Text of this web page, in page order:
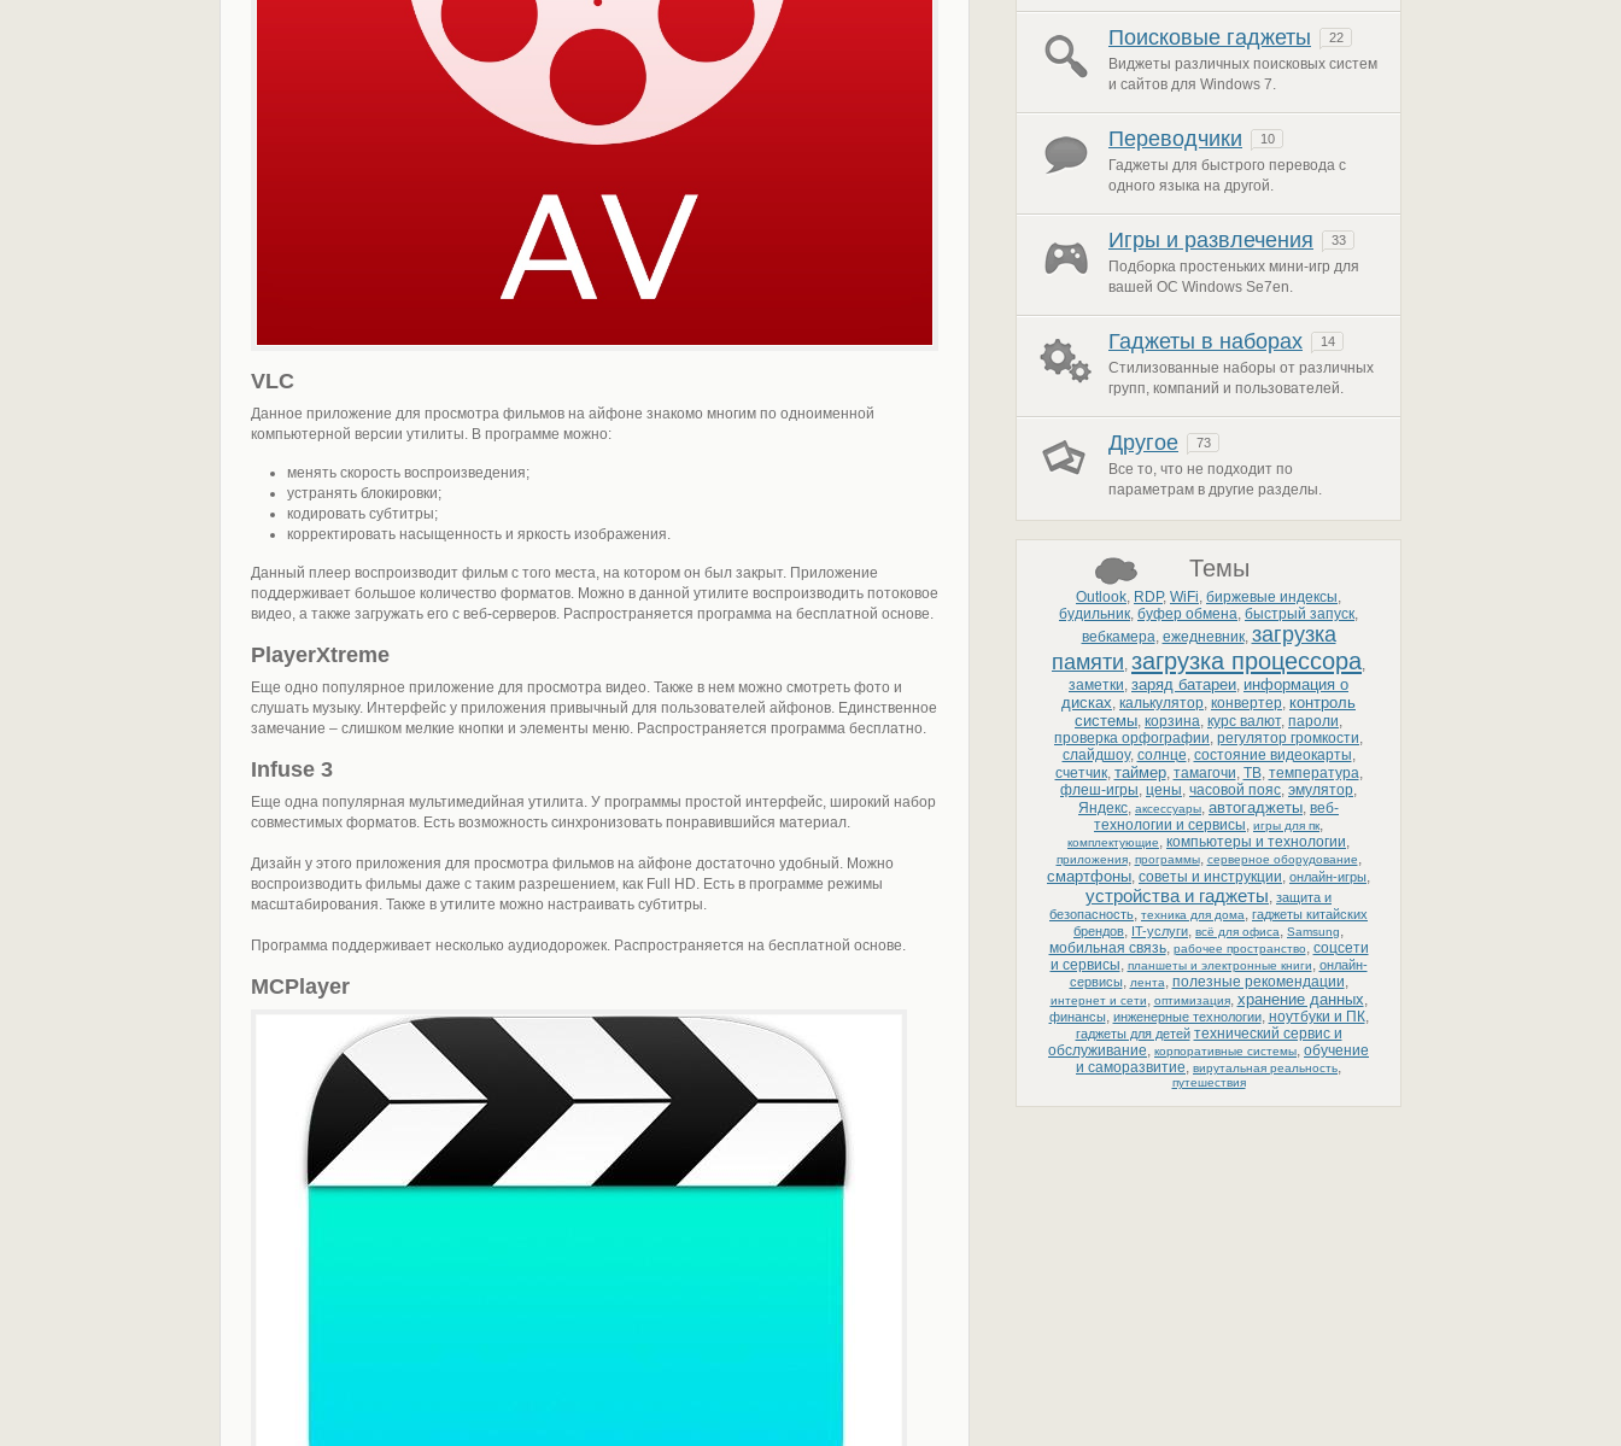
VLC
Данное приложение для просмотра фильмов на айфоне знакомо многим по одноименной
компьютерной версии утилиты. В программе можно:
менять скорость воспроизведения;
устранять блокировки;
кодировать субтитры;
корректировать насыщенность и яркость изображения.
Данный плеер воспроизводит фильм с того места, на котором он был закрыт. Приложение
поддерживает большое количество форматов. Можно в данной утилите воспроизводить потоковое
видео, а также загружать его с веб-серверов. Распространяется программа на бесплатной основе.
PlayerXtreme
Еще одно популярное приложение для просмотра видео. Также в нем можно смотреть фото и
слушать музыку. Интерфейс у приложения привычный для пользователей айфонов. Единственное
замечание – слишком мелкие кнопки и элементы меню. Распространяется программа бесплатно.
Infuse 3
Еще одна популярная мультимедийная утилита. У программы простой интерфейс, широкий набор
совместимых форматов. Есть возможность синхронизовать понравившийся материал.
Дизайн у этого приложения для просмотра фильмов на айфоне достаточно удобный. Можно
воспроизводить фильмы даже с таким разрешением, как Full HD. Есть в программе режимы
масштабирования. Также в утилите можно настраивать субтитры.
Программа поддерживает несколько аудиодорожек. Распространяется на бесплатной основе.
MCPlayer
Поисковые гаджеты 22
Виджеты различных поисковых систем
и сайтов для Windows 7.
Переводчики 10
Гаджеты для быстрого перевода с
одного языка на другой.
Игры и развлечения 33
Подборка простеньких мини-игр для
вашей ОС Windows Se7en.
Гаджеты в наборах 14
Стилизованные наборы от различных
групп, компаний и пользователей.
Другое 73
Все то, что не подходит по
параметрам в другие разделы.
Темы
Outlook, RDP, WiFi, биржевые индексы,
будильник, буфер обмена, быстрый запуск,
вебкамера, ежедневник, загрузка
памяти, загрузка процессора,
заметки, заряд батареи, информация о
дисках, калькулятор, конвертер, контроль
системы, корзина, курс валют, пароли,
проверка орфографии, регулятор громкости,
слайдшоу, солнце, состояние видеокарты,
счетчик, таймер, тамагочи, ТВ, температура,
флеш-игры, цены, часовой пояс, эмулятор,
Яндекс, аксессуары, автогаджеты, веб-
технологии и сервисы, игры для пк,
комплектующие, компьютеры и технологии,
приложения, программы, серверное оборудование,
смартфоны, советы и инструкции, онлайн-игры,
устройства и гаджеты, защита и
безопасность, техника для дома, гаджеты китайских
брендов, IT-услуги, всё для офиса, Samsung,
мобильная связь, рабочее пространство, соцсети
и сервисы, планшеты и электронные книги, онлайн-
сервисы, лента, полезные рекомендации,
интернет и сети, оптимизация, хранение данных,
финансы, инженерные технологии, ноутбуки и ПК,
гаджеты для детей технический сервис и
обслуживание, корпоративные системы, обучение
и саморазвитие, вирутальная реальность,
путешествия